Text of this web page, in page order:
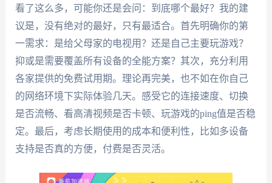
看了这么多，可能你还是会问：到底哪个最好？我的建
议是，没有绝对的最好，只有最适合。首先明确你的第
一需求：是给父母家的电视用？还是自己主要玩游戏？
抑或是需要覆盖所有设备的全能方案？其次，充分利用
各家提供的免费试用期。理论再完美，也不如在你自己
的网络环境下实际体验几天。感受它的连接速度、切换
是否流畅、看高清视频是否卡顿、玩游戏的ping值是否稳
定。最后，考虑长期使用的成本和便利性，比如多设备
支持是否真的方便，付费是否灵活。